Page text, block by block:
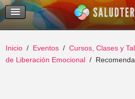
Temas Recientes
Buscar
Inicio Eventos Cursos, Clases y
de Liberación Emocional